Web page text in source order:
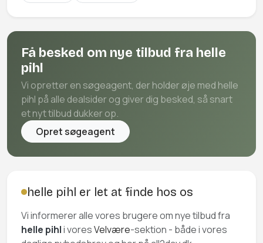
Få besked om nye tilbud fra helle
pihl
Vi opretter en søgeagent, der holder øje med helle
pihl på alle dealsider og giver dig besked, så snart
et nyt tilbud dukker op.
Opret søgeagent
helle pihl er let at finde hos os
Vi informerer alle vores brugere om nye tilbud fra
helle pihli voresVelvære-sektion - både i vores